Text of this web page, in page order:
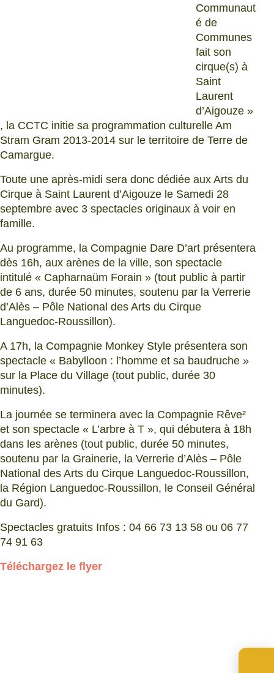
Communaut
é de
Communes
fait son
cirque(s) à
Saint
Laurent
d’Aigouze »
, la CCTC initie sa programmation culturelle Am
Stram Gram 2013-2014 sur le territoire de Terre de
Camargue.
Toute une après-midi sera donc dédiée aux Arts du
Cirque à Saint Laurent d’Aigouze le Samedi 28
septembre avec 3 spectacles originaux à voir en
famille.
Au programme, la Compagnie Dare D’art présentera
dès 16h, aux arènes de la ville, son spectacle
intitulé « Capharnaüm Forain » (tout public à partir
de 6 ans, durée 50 minutes, soutenu par la Verrerie
d’Alès – Pôle National des Arts du Cirque
Languedoc-Roussillon).
A 17h, la Compagnie Monkey Style présentera son
spectacle « Babylloon : l’homme et sa baudruche »
sur la Place du Village (tout public, durée 30
minutes).
La journée se terminera avec la Compagnie Rêve²
et son spectacle « L’arbre à T », qui débutera à 18h
dans les arènes (tout public, durée 50 minutes,
soutenu par la Grainerie, la Verrerie d’Alès – Pôle
National des Arts du Cirque Languedoc-Roussillon,
la Région Languedoc-Roussillon, le Conseil Général
du Gard).
Spectacles gratuits Infos : 04 66 73 13 58 ou 06 77
74 91 63
Téléchargez le flyer